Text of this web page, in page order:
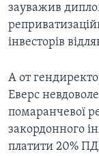
зауважив
інвесторів
А от
Еверс
помаранчевої
закордонного
платити 20%